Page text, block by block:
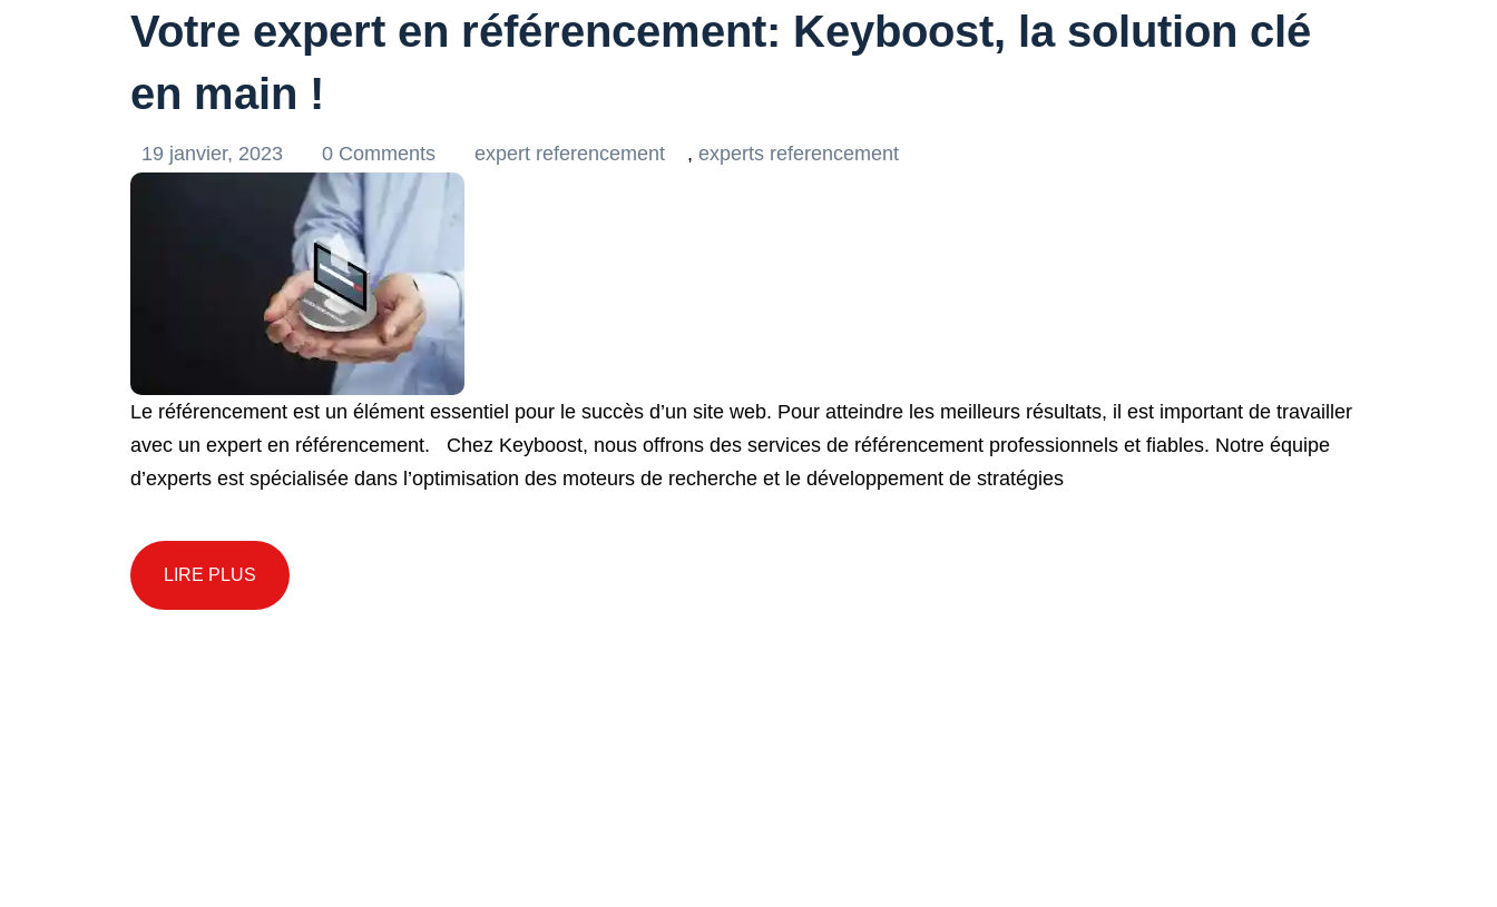
Votre expert en référencement: Keyboost, la solution clé
en main !
19 janvier, 2023 0 Comments expert referencement , experts referencement
Le référencement est un élément essentiel pour le succès d’un site web. Pour atteindre les meilleurs résultats, il est important de travailler
avec un expert en référencement. Chez Keyboost, nous offrons des services de référencement professionnels et fiables. Notre équipe
d’experts est spécialisée dans l’optimisation des moteurs de recherche et le développement de stratégies
LIRE PLUS